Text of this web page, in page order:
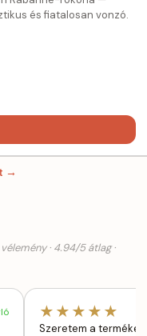
és fiatalosan vonzó.
→
· 4.94/5 átlag ·
★★★★★
Szeretem a